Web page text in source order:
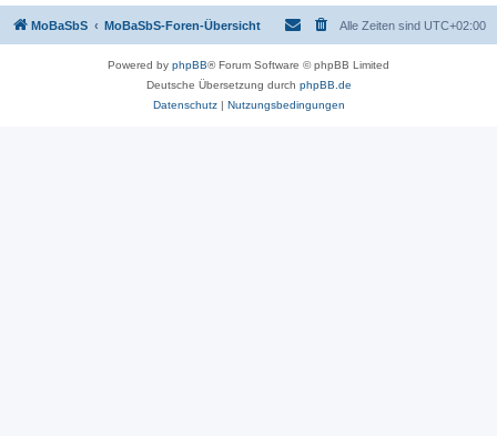
MoBaSbS MoBaSbS-Foren-Übersicht Alle Zeiten sind UTC+02:00
Powered by phpBB® Forum Software © phpBB Limited
Deutsche Übersetzung durch phpBB.de
Datenschutz| Nutzungsbedingungen